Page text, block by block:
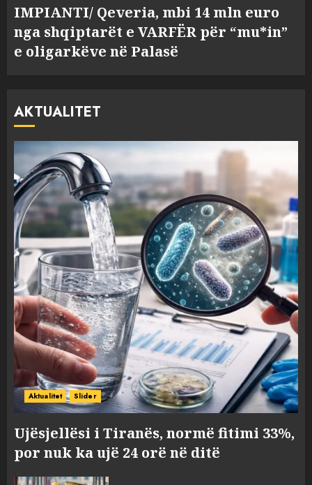
IMPIANTI/ Qeveria, mbi 14 mln euro
nga shqiptarët e VARFËR për “mu*in”
e oligarkëve në Palasë
AKTUALITET
Aktualitet Slider
Ujësjellësi i Tiranës, normë fitimi 33%,
por nuk ka ujë 24 orë në ditë